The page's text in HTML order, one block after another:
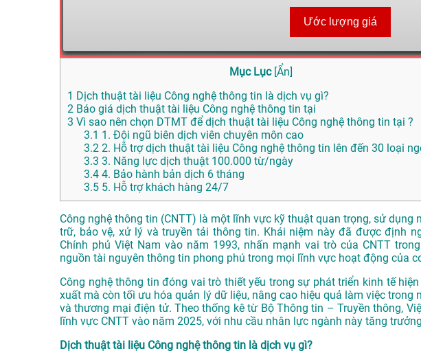
Ước lượng giá
Mục Lục [Ẩn]
1 Dịch thuật tài liệu Công nghệ thông tin là dịch vụ gì?
2 Báo giá dịch thuật tài liệu Công nghệ thông tin tại
3 Vì sao nên chọn DTMT để dịch thuật tài liệu Công nghệ thông tin tại ?
3.1 1. Đội ngũ biên dịch viên chuyên môn cao
3.2 2. Hỗ trợ dịch thuật tài liệu Công nghệ thông tin lên đến 30 loại
3.3 3. Năng lực dịch thuật 100.000 từ/ngày
3.4 4. Bảo hành bản dịch 6 tháng
3.5 5. Hỗ trợ khách hàng 24/7
Công nghệ thông tin (CNTT) là một lĩnh vực kỹ thuật quan trọng, sử dụng
trữ, bảo vệ, xử lý và truyền tải thông tin. Khái niệm này đã được định
Chính phủ Việt Nam vào năm 1993, nhấn mạnh vai trò của CNTT
nguồn tài nguyên thông tin phong phú trong mọi lĩnh vực hoạt động của
Công nghệ thông tin đóng vai trò thiết yếu trong sự phát triển kinh tế
xuất mà còn tối ưu hóa quản lý dữ liệu, nâng cao hiệu quả làm việc trong
và thương mại điện tử. Theo thống kê từ Bộ Thông tin – Truyền thông,
lĩnh vực CNTT vào năm 2025, với nhu cầu nhân lực ngành này tăng
Dịch thuật tài liệu Công nghệ thông tin là dịch vụ gì?